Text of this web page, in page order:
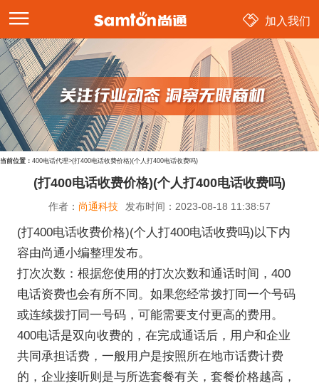
加入我们
当前位置： 400电话代理>(打400电话收费价格)(个人打400电话收费吗)
(打400电话收费价格)(个人打400电话收费吗)
作者： 尚通科技 发布时间： 2023-08-18 11:38:57
(打400电话收费价格)(个人打400电话收费吗)以下内
容由尚通小编整理发布。
打次次数：根据您使用的打次次数和通话时间，400
电话资费也会有所不同。如果您经常拨打同一个号码
或连续拨打同一号码，可能需要支付更高的费用。
400电话是双向收费的，在完成通话后，用户和企业
共同承担话费，一般用户是按照所在地市话费计费
的，企业接听则是与所选套餐有关，套餐价格越高，